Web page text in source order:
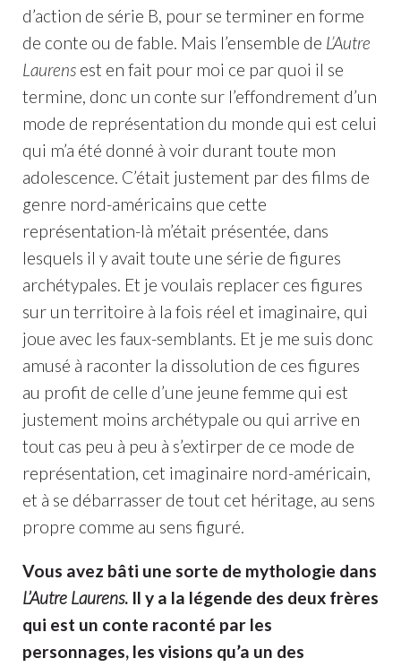
d’action de série B, pour se terminer en forme
de conte ou de fable. Mais l’ensemble de L’Autre
Laurensest en fait pour moi ce par quoi il se
termine, donc un conte sur l’effondrement d’un
mode de représentation du monde qui est celui
qui m’a été donné à voir durant toute mon
adolescence. C’était justement par des films de
genre nord-américains que cette
représentation-là m’était présentée, dans
lesquels il y avait toute une série de figures
archétypales. Et je voulais replacer ces figures
sur un territoire à la fois réel et imaginaire, qui
joue avec les faux-semblants. Et je me suis donc
amusé à raconter la dissolution de ces figures
au profit de celle d’une jeune femme qui est
justement moins archétypale ou qui arrive en
tout cas peu à peu à s’extirper de ce mode de
représentation, cet imaginaire nord-américain,
et à se débarrasser de tout cet héritage, au sens
propre comme au sens figuré.
Vous avez bâti une sorte de mythologie dans
L’Autre Laurens. Il y a la légende des deux frères
qui est un conte raconté par les
personnages, les visions qu’a un des